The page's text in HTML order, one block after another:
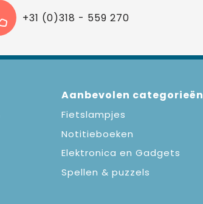
+31 (0)318 - 559 270
Aanbevolen categorieën
Fietslampjes
Notitieboeken
Elektronica en Gadgets
Spellen & puzzels